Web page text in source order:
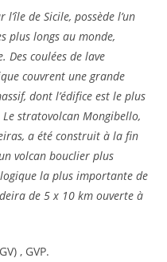
de Sicile, possède l’un
plus longs au monde,
coulées de lave
couvrent une grande
dont l’édifice est le plus
stratovolcan Mongibello,
a été construit à la fin
volcan bouclier plus
la plus importante de
de 5 x 10 km ouverte à
, GVP.